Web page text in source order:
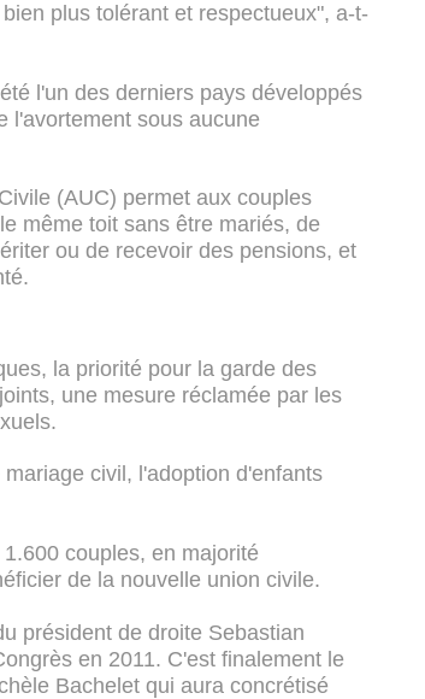
plus tolérant et respectueux", a-t-
l'un des derniers pays développés
l'avortement sous aucune
(AUC) permet aux couples
même toit sans être mariés, de
ou de recevoir des pensions, et
la priorité pour la garde des
une mesure réclamée par les
civil, l'adoption d'enfants
couples, en majorité
de la nouvelle union civile.
président de droite Sebastian
en 2011. C'est finalement le
Bachelet qui aura concrétisé